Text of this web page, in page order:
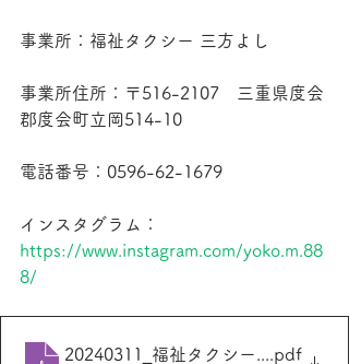
事業所：福祉タクシー 三方よし
事業所住所：〒516-2107　三重県度会
郡度会町立岡514-10
電話番号：0596-62-1679
インスタグラム：
https://www.instagram.com/yoko.m.88
8/
20240311_福祉タクシー三方よしさ
.pdf